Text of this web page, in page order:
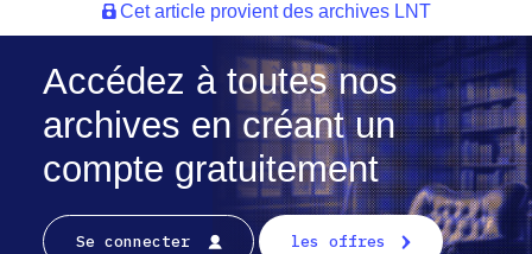
Cet article provient des archives LNT
Accédez à toutes nos
archives en créant un
compte gratuitement
Se connecter les offres